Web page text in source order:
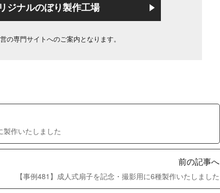
ジナルのぼり製作工場
の専門サイトへのご案内となります。
製作いたしました
前の記事へ
【事例481】成人式扇子を記念・撮影用に6種製作いたしました